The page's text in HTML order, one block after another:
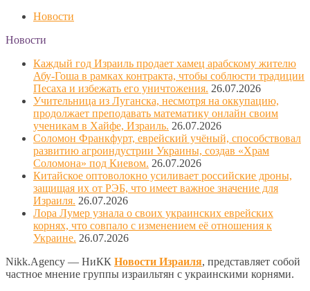
Новости
Новости
Каждый год Израиль продает хамец арабскому жителю
Абу-Гоша в рамках контракта, чтобы соблюсти традиции
Песаха и избежать его уничтожения. 26.07.2026
Учительница из Луганска, несмотря на оккупацию,
продолжает преподавать математику онлайн своим
ученикам в Хайфе, Израиль. 26.07.2026
Соломон Франкфурт, еврейский учёный, способствовал
развитию агроиндустрии Украины, создав «Храм
Соломона» под Киевом. 26.07.2026
Китайское оптоволокно усиливает российские дроны,
защищая их от РЭБ, что имеет важное значение для
Израиля. 26.07.2026
Лора Лумер узнала о своих украинских еврейских
корнях, что совпало с изменением её отношения к
Украине. 26.07.2026
Nikk.Agency — НиКК Новости Израиля, представляет собой
частное мнение группы израильтян с украинскими корнями.